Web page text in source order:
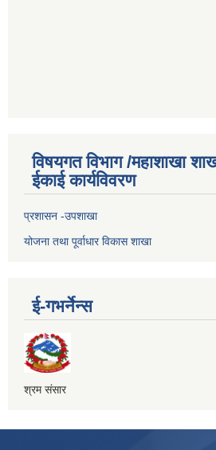
विषयगत विभाग /महाशाखा
ईकाई कार्यविवरण
प्रशासन -उपशाखा
योजना तथा पूर्वाधार विकास शाखा
ई-गभर्नेन्स
श्रम संसार